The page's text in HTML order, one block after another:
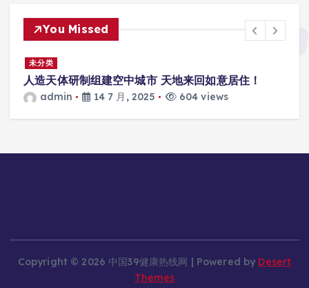
You Missed
未分类
人造天体研制组建空中城市 天地来回如意居住！
admin 14 7 月, 2025 604 views
Copyright © 2026 中国39健康热线网 | Powered by Desert
Themes